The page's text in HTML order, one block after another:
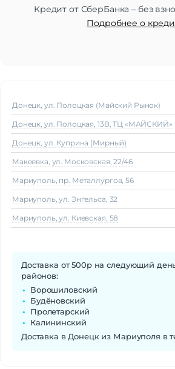
Кредит от СберБанка – без
Подробнее о
Донецк, ул. Полоцкая (Майский Рынок)
Донецк, ул. Полоцкая, 13В, ТЦ «МАЙСКИЙ»
Донецк, ул. Куприна (Мирный)
Макеeвка, ул. Московская, 22/46
Мариуполь, пр. Металлургов, 56
Мариуполь, ул. Энгельса, 32
Мариуполь, ул. Киевская, 58
Доставка от 500р на следующий
районов:
Ворошиловский
Будёновский
Пролетарский
Калининский
Доставка в Донецк из Мариуполя в